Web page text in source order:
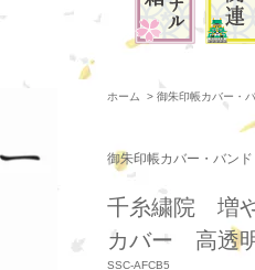
ホーム > 御朱印帳カバー・
御朱印帳カバー・バンド
千糸繍院 増
カバー 高透
SSC-AFCB5